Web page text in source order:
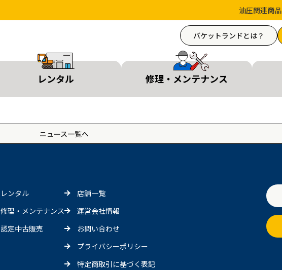
油圧関連商品
バケットランドとは？
レンタル 修理・メンテナンス
ニュース一覧へ
レンタル
修理・メンテナンス
認定中古販売
店舗一覧
運営会社情報
お問い合わせ
プライバシーポリシー
特定商取引に基づく表記